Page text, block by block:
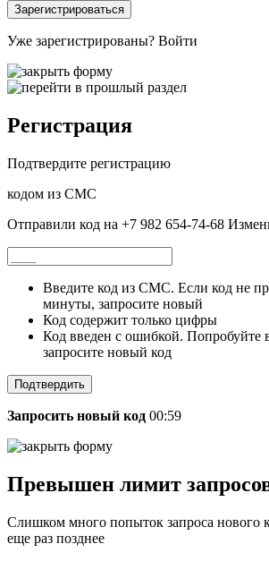
Зарегистрироваться
Уже зарегистрированы? Войти
Регистрация
Подтвердите регистрацию
кодом из СМС
Отправили код на +7 982 654-74-68
Введите код из СМС. Если код не
минуты, запросите новый
Код содержит только цифры
Код введен с ошибкой. Попробуйте
запросите новый код
Подтвердить
Запросить новый код 00:59
Превышен лимит
Слишком много попыток запроса нового
еще раз позднее